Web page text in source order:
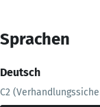
Sprachen
Deutsch
C2